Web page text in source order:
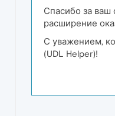
Спасибо за ваш
расширение
С уважением,
(UDL Helper)!